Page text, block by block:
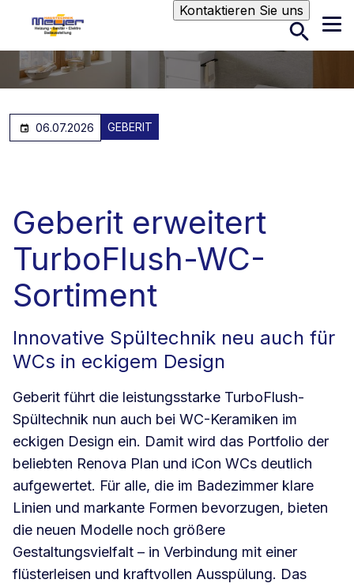
Kontaktieren Sie unsSuche
06.07.2026 GEBERIT
Geberit erweitert
TurboFlush-WC-
Sortiment
Innovative Spültechnik neu auch für
WCs in eckigem Design
Geberit führt die leistungsstarke TurboFlush-
Spültechnik nun auch bei WC-Keramiken im
eckigen Design ein. Damit wird das Portfolio der
beliebten Renova Plan und iCon WCs deutlich
aufgewertet. Für alle, die im Badezimmer klare
Linien und markante Formen bevorzugen, bieten
die neuen Modelle noch größere
Gestaltungsvielfalt – in Verbindung mit einer
flüsterleisen und kraftvollen Ausspülung. Das